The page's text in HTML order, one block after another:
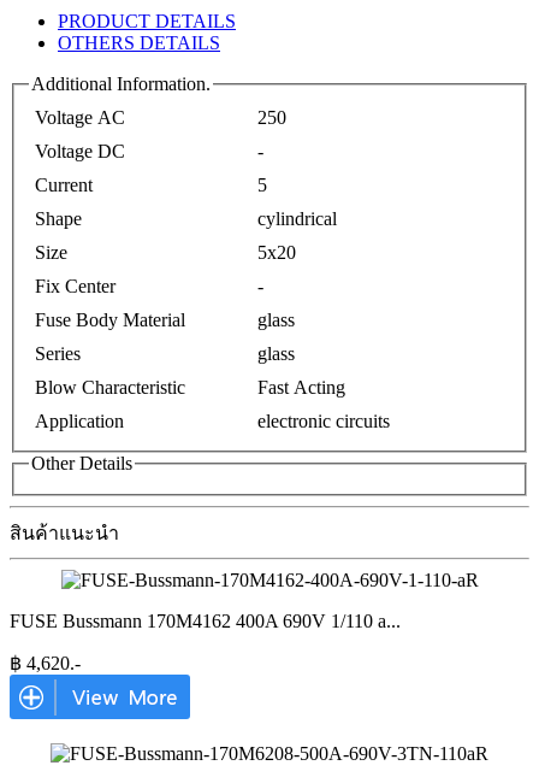
PRODUCT DETAILS
OTHERS DETAILS
Additional Information.
Voltage AC
250
Voltage DC
-
Current
5
Shape
cylindrical
Size
5x20
Fix Center
-
Fuse Body Material
glass
Series
glass
Blow Characteristic
Fast Acting
Application
electronic circuits
Other Details
สินค้าแนะนำ
FUSE Bussmann 170M4162 400A 690V 1/110 a...
฿ 4,620.-